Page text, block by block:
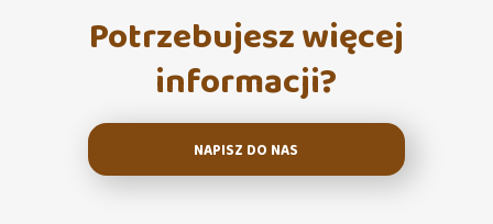
Potrzebujesz więcej
informacji?
NAPISZ DO NAS